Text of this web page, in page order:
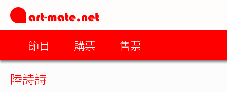
節目 購票 售票
陸詩詩